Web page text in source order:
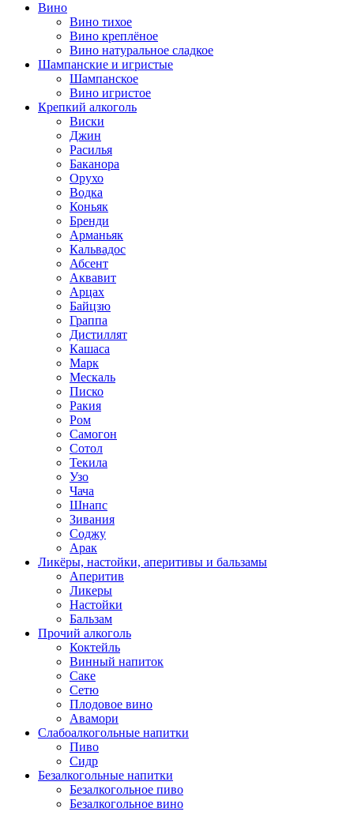
Вино
Вино тихое
Вино креплёное
Вино натуральное сладкое
Шампанские и игристые
Шампанское
Вино игристое
Крепкий алкоголь
Виски
Джин
Расилья
Баканора
Орухо
Водка
Коньяк
Бренди
Арманьяк
Кальвадос
Абсент
Аквавит
Арцах
Байцзю
Граппа
Дистиллят
Кашаса
Марк
Мескаль
Писко
Ракия
Ром
Самогон
Сотол
Текила
Узо
Чача
Шнапс
Зивания
Соджу
Арак
Ликёры, настойки, аперитивы и бальзамы
Аперитив
Ликеры
Настойки
Бальзам
Прочий алкоголь
Коктейль
Винный напиток
Саке
Сетю
Плодовое вино
Авамори
Слабоалкогольные напитки
Пиво
Сидр
Безалкогольные напитки
Безалкогольное пиво
Безалкогольное вино